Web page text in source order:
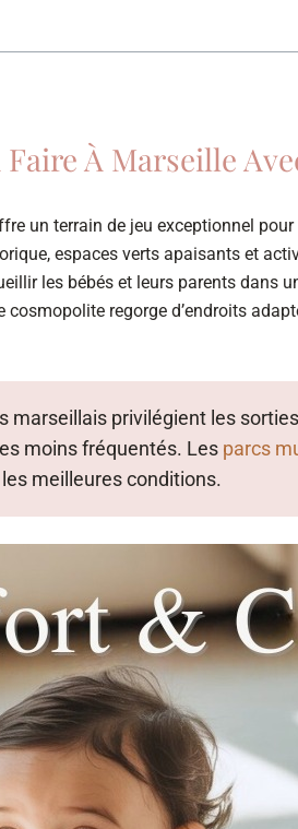
À Marseille
un terrain de jeu exceptionnel
espaces verts apaisants et
les bébés et leurs parents dans
regorge d’endroits
marseillais privilégient les
moins fréquentés. Les parcs
meilleures conditions.